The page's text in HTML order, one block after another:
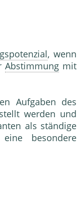
, wenn
Abstimmung mit
Aufgaben des
werden und
als ständige
besondere